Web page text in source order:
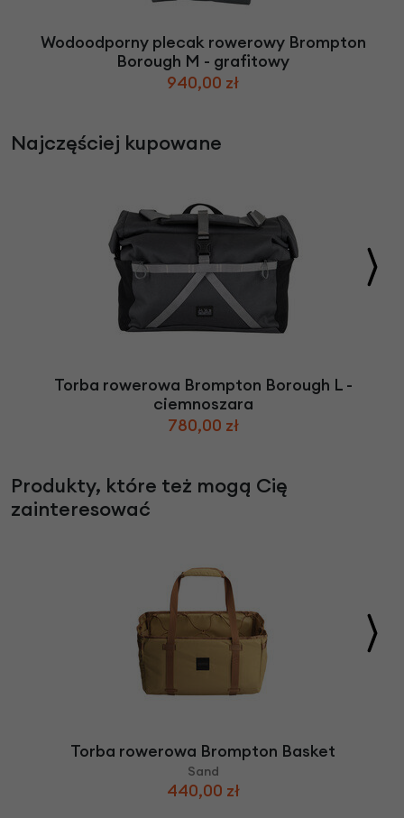
Wodoodporny plecak rowerowy Brompton
Borough M - grafitowy
940,00 zł
Najczęściej kupowane
Torba rowerowa Brompton Borough L -
ciemnoszara
780,00 zł
Produkty, które też mogą Cię
zainteresować
Torba rowerowa Brompton Basket
Sand
440,00 zł